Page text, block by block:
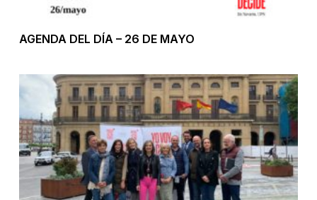
AGENDA DEL DÍA – 26 DE MAYO